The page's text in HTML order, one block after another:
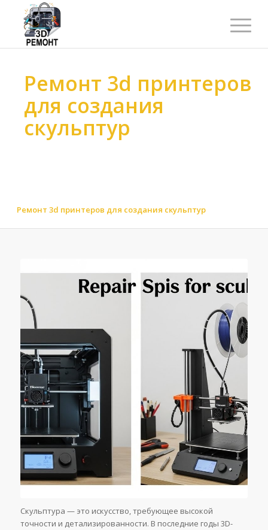
Ремонт 3d принтеров
для создания
скульптур
Ремонт 3d принтеров для создания скульптур
Скульптура — это искусство, требующее высокой
точности и детализированности. В последние годы 3D-